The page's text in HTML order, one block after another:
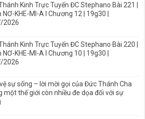
Thánh Kinh Trực Tuyến ĐC Stephano Bài 221 |
NƠ-KHE-MI-A I Chương 12 | 19g30 |
2026
Thánh Kinh Trực Tuyến ĐC Stephano Bài 220 |
NƠ-KHE-MI-A I Chương 10 | 19g30 |
2026
sự sống – lời mời gọi của Đức Thánh Cha
một thế giới còn nhiều đe dọa đối với sự